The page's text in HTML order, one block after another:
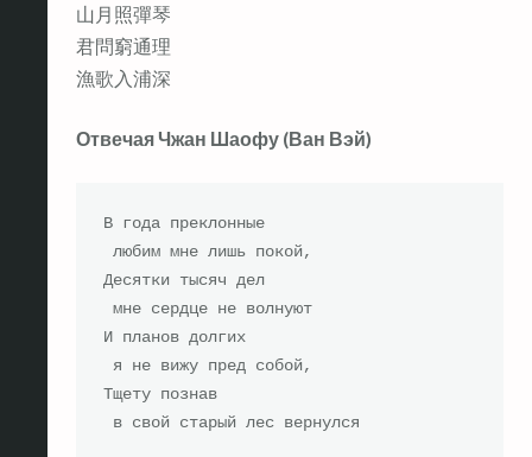
山月照彈琴
君問窮通理
漁歌入浦深
Отвечая Чжан Шаофу (Ван Вэй)
В года преклонные
любим мне лишь покой,
Десятки тысяч дел
мне сердце не волнуют
И планов долгих
я не вижу пред собой,
Тщету познав
в свой старый лес вернулся